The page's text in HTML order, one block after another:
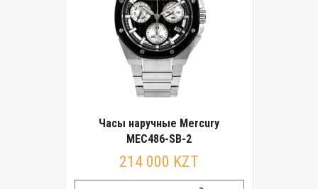
Часы наручные Mercury
MEC486-SB-2
214 000 KZT